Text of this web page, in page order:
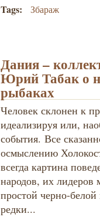
Tags: Збараж
Дания –
Юрий Табак о
рыбаках
Человек склонен к
идеализируя или,
события. Все
осмыслению
всегда картина
народов, их лидеров
простой черно-
редки...